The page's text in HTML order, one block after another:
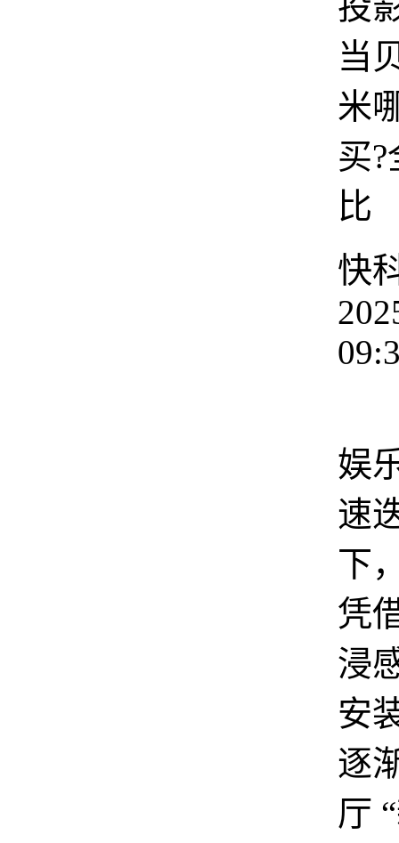
当
米
买
比
快
娱
速
下
凭
浸
安
逐
厅